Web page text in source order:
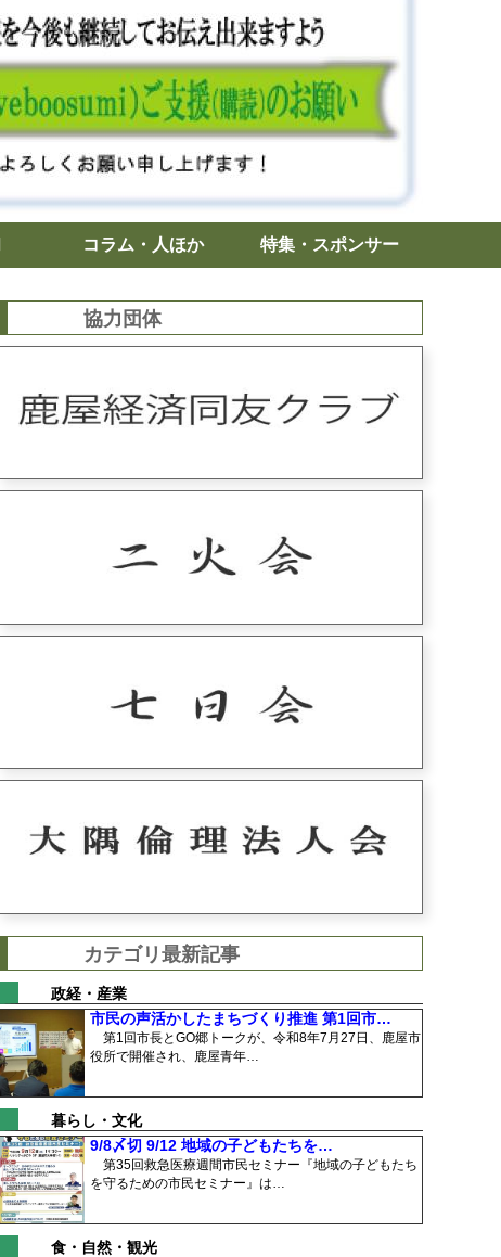
コラム・人ほか 特集・スポンサー
協力団体
カテゴリ最新記事
政経・産業
市民の声活かしたまちづくり推進 第1回市…
第1回市長とGO郷トークが、令和8年7月27日、鹿屋市
役所で開催され、鹿屋青年…
暮らし・文化
9/8〆切 9/12 地域の子どもたちを…
第35回救急医療週間市民セミナー『地域の子どもたち
を守るための市民セミナー』は…
食・自然・観光